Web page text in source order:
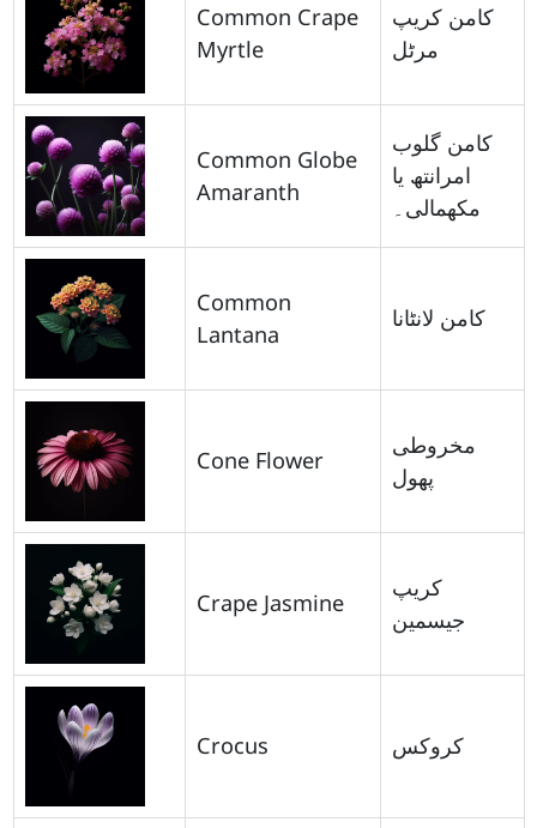
Common Crape
Myrtle
کامن کریپ
مرٹل
Common Globe
Amaranth
کامن گلوب
امرانتھ یا
مکھمالی۔
Common
Lantana
کامن لانٹانا
Cone Flower
مخروطی
پھول
Crape Jasmine
کریپ
جیسمین
Crocus کروکس